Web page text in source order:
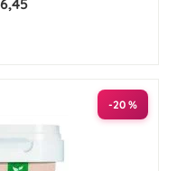
-20 %